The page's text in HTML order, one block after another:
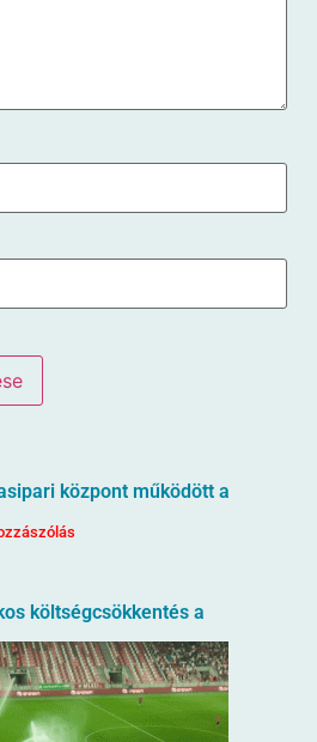
központ működött a
költségcsökkentés a